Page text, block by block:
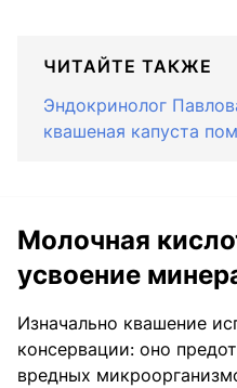
ЧИТАЙТЕ ТАКЖЕ
Эндокринолог
квашеная капуста
Молочная
усвоение
Изначально квашение
консервации: оно
вредных